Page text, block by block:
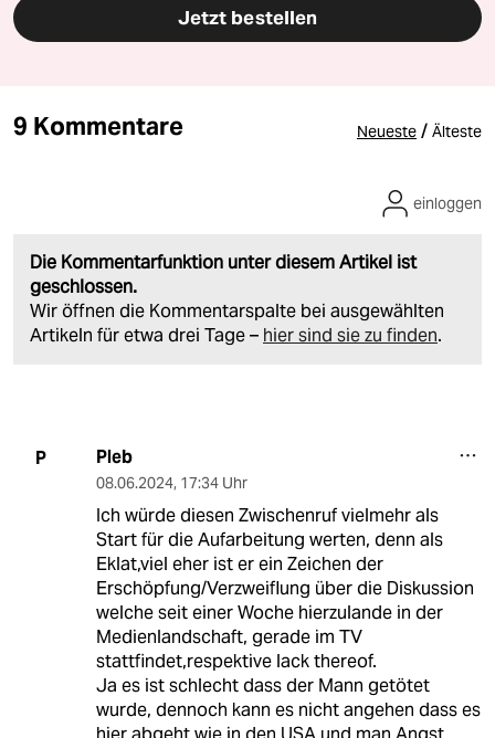
Jetzt bestellen
9 Kommentare Neueste / Älteste
Die Kommentarfunktion unter diesem Artikel ist
geschlossen.
Wir öffnen die Kommentarspalte bei ausgewählten
Artikeln für etwa drei Tage – hier sind sie zu finden.
einloggen
P Pleb
08.06.2024, 17:34 Uhr
Ich würde diesen Zwischenruf vielmehr als
Start für die Aufarbeitung werten, denn als
Eklat,viel eher ist er ein Zeichen der
Erschöpfung/Verzweiflung über die Diskussion
welche seit einer Woche hierzulande in der
Medienlandschaft, gerade im TV
stattfindet,respektive lack thereof.
Ja es ist schlecht dass der Mann getötet
wurde, dennoch kann es nicht angehen dass es